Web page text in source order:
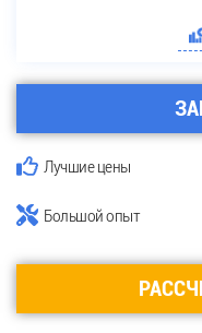
Лучшие цены
Большой опыт